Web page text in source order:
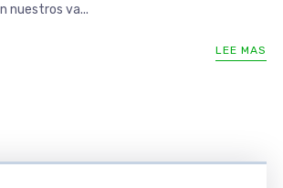
nuestros va...
LEE MAS